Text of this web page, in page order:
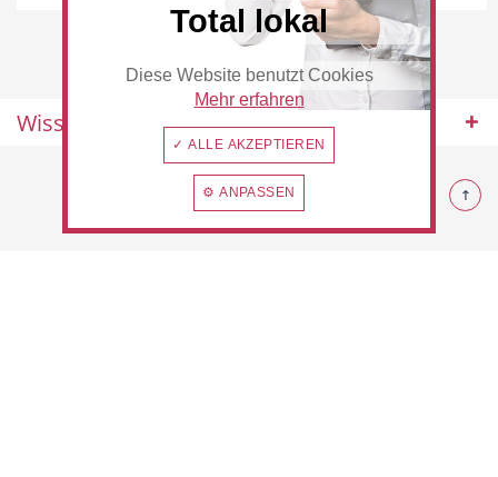
Beauty & Wellness Auto
Handwerk Sport & Freizeit
Wissenswertes
© 2026 Rommerskirchen
Total lokal
Diese Website benutzt Cookies
Mehr erfahren
✓ ALLE AKZEPTIEREN
⚙ ANPASSEN